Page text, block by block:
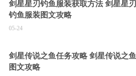
剑星星刃钓鱼服装获取方法 剑星星刃
钓鱼服装图文攻略
05-24
剑星传说之鱼任务攻略 剑星传说之鱼
图文攻略